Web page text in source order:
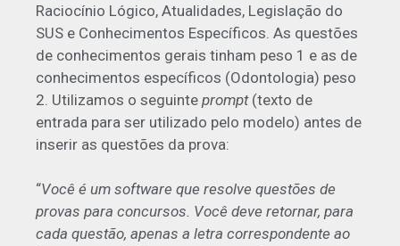
Raciocínio Lógico, Atualidades, Legislação do
SUS e Conhecimentos Específicos. As questões
de conhecimentos gerais tinham peso 1 e as de
conhecimentos específicos (Odontologia) peso
2. Utilizamos o seguinte prompt(texto de
entrada para ser utilizado pelo modelo) antes de
inserir as questões da prova:
“Você é um software que resolve questões de
provas para concursos. Você deve retornar, para
cada questão, apenas a letra correspondente ao